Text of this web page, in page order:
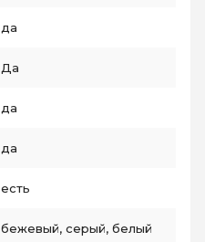
да
Да
да
да
есть
бежевый, серый, белый